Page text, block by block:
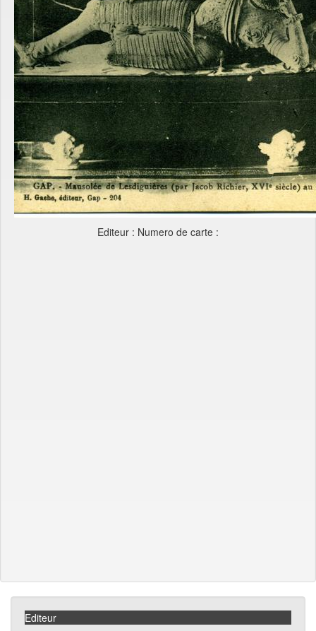
Editeur : Numero de carte :
Editeur